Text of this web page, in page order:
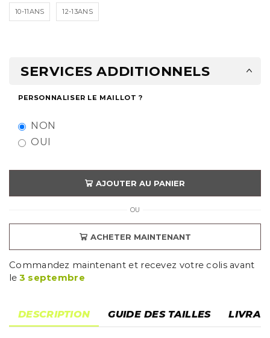
10-11ANS 12-13ANS
SERVICES ADDITIONNELS
PERSONNALISER LE MAILLOT ?
NON
OUI
AJOUTER AU PANIER
OU
ACHETER MAINTENANT
Commandez maintenant et recevez votre colis avant
le 3 septembre
DESCRIPTION GUIDE DES TAILLES